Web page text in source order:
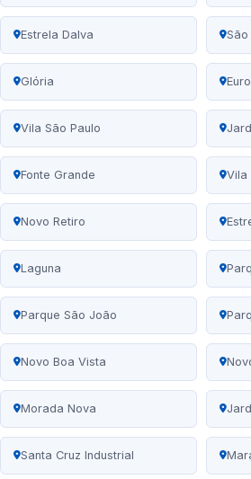
Estrela Dalva São
Glória
Vila São Paulo
Fonte Grande Vila
Novo Retiro
Laguna
Parque São João
Novo Boa Vista
Morada Nova
Santa Cruz Industrial